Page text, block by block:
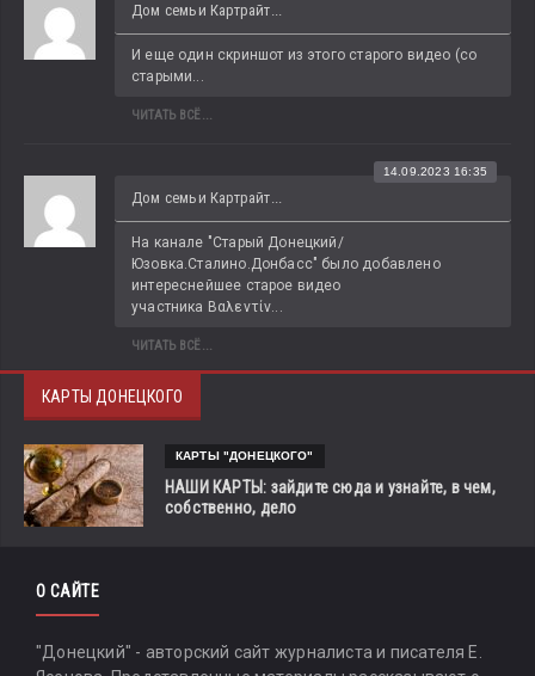
Дом семьи Картрайт...
И еще один скриншот из этого старого видео (со
старыми...
ЧИТАТЬ ВСЁ...
Дом семьи Картрайт...
14.09.2023 16:35
На канале "Старый Донецкий/
Юзовка.Сталино.Донбасс" было добавлено
интереснейшее старое видео
участника Βαλεντίν...
ЧИТАТЬ ВСЁ...
КАРТЫ ДОНЕЦКОГО
КАРТЫ "ДОНЕЦКОГО"
НАШИ КАРТЫ: зайдите сюда и узнайте, в чем,
собственно, дело
О САЙТЕ
"Донецкий" - авторский сайт журналиста и писателя Е.